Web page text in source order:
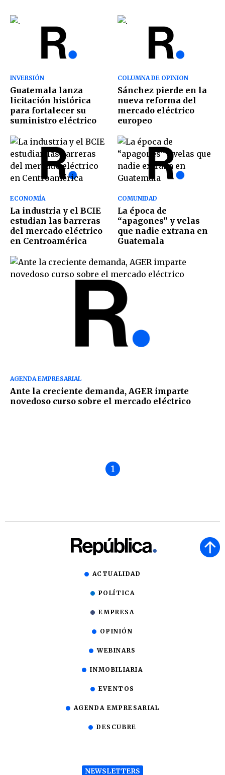
INVERSIÓN
Guatemala lanza
licitación histórica
para fortalecer su
suministro eléctrico
COLUMNA DE OPINION
Sánchez pierde en la
nueva reforma del
mercado eléctrico
europeo
ECONOMÍA
La industria y el BCIE
estudian las barreras
del mercado eléctrico
en Centroamérica
COMUNIDAD
La época de
“apagones” y velas
que nadie extraña en
Guatemala
AGENDA EMPRESARIAL
Ante la creciente demanda, AGER imparte
novedoso curso sobre el mercado eléctrico
1
ACTUALIDAD
POLÍTICA
EMPRESA
OPINIÓN
WEBINARS
INMOBILIARIA
EVENTOS
AGENDA EMPRESARIAL
DESCUBRE
NEWSLETTERS